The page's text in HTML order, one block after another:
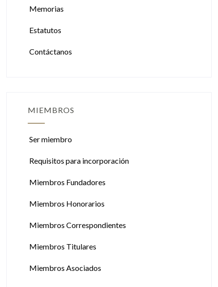
Memorias
Estatutos
Contáctanos
MIEMBROS
Ser miembro
Requisitos para incorporación
Miembros Fundadores
Miembros Honorarios
Miembros Correspondientes
Miembros Titulares
Miembros Asociados